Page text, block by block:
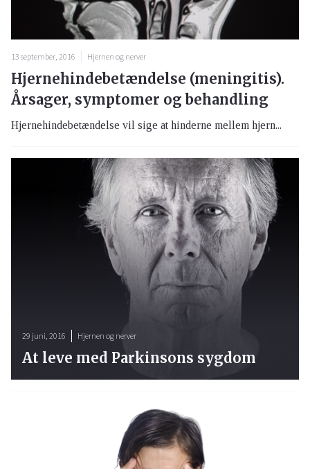
13 september, 2016 Hjernen og nerver
Hjernehindebetændelse (meningitis).
Årsager, symptomer og behandling
Hjernehindebetændelse vil sige at hinderne mellem hjern...
29 juni, 2016 Hjernen og nerver
At leve med Parkinsons sygdom